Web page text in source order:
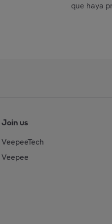
que haya
Join us
VeepeeTech
Veepee